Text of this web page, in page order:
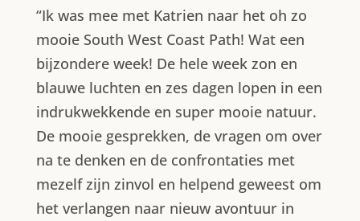
“Ik was mee met Katrien naar het oh zo
mooie South West Coast Path! Wat een
bijzondere week! De hele week zon en
blauwe luchten en zes dagen lopen in een
indrukwekkende en super mooie natuur.
De mooie gesprekken, de vragen om over
na te denken en de confrontaties met
mezelf zijn zinvol en helpend geweest om
het verlangen naar nieuw avontuur in